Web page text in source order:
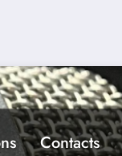
Contacts